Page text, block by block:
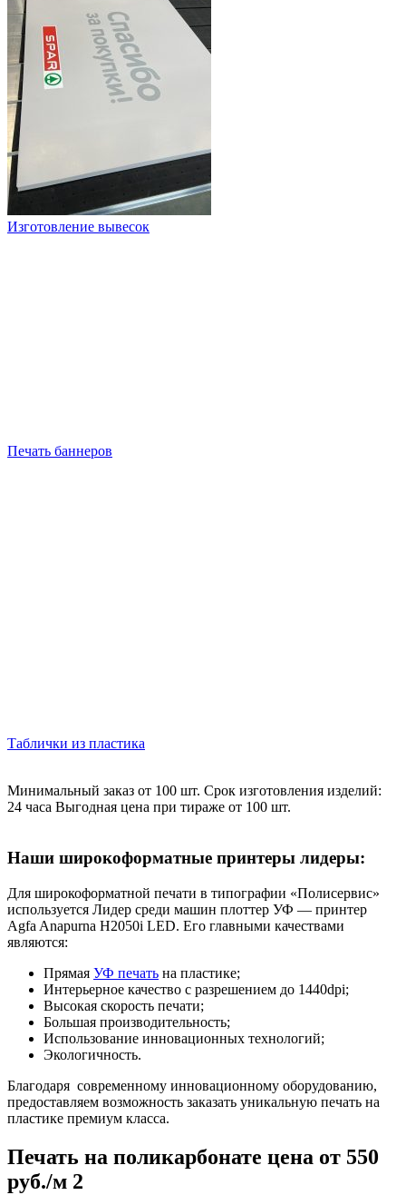
Изготовление вывесок
Печать баннеров
Таблички из пластика
Минимальный заказ от 100 шт. Срок изготовления изделий:
24 часа Выгодная цена при тираже от 100 шт.
Наши широкоформатные принтеры лидеры:
Для широкоформатной печати в типографии «Полисервис»
используется Лидер среди машин плоттер УФ ― принтер
Agfa Anapurna H2050i LED. Его главными качествами
являются:
Прямая УФ печать на пластике;
Интерьерное качество с разрешением до 1440dpi;
Высокая скорость печати;
Большая производительность;
Использование инновационных технологий;
Экологичность.
Благодаря современному инновационному оборудованию,
предоставляем возможность заказать уникальную печать на
пластике премиум класса.
Печать на поликарбонате цена от 550
руб./м 2